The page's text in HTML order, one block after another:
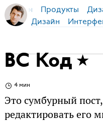
Бирман Продукты
Дизайн
ВС Код
4 мин
Это сумбурный
редактировать его